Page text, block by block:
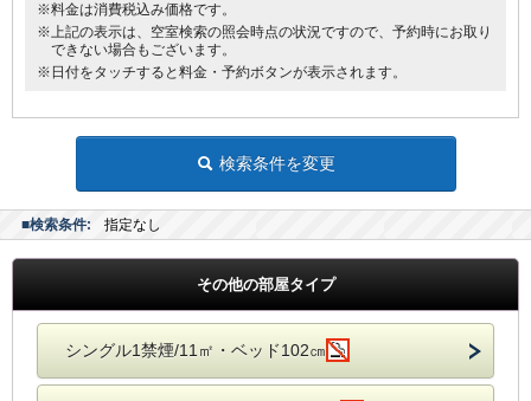
※料金は消費税込み価格です。
※上記の表示は、空室検索の照会時点の状況ですので、予約時にお取り
できない場合もございます。
※日付をタッチすると料金・予約ボタンが表示されます。
検索条件を変更
■検索条件: 指定なし
その他の部屋タイプ
シングル1禁煙/11㎡・ベッド102㎝